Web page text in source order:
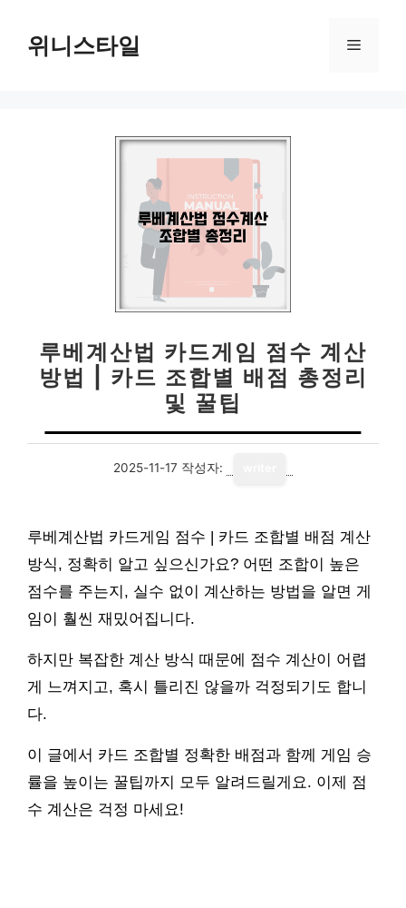
위니스타일 메
루베계산법 카드게임 점수 계산
방법 | 카드 조합별 배점 총정리
및 꿀팁
2025-11-17 작성자:
루베계산법 카드게임 점수 | 카드 조합별 배점 계산
방식, 정확히 알고 싶으신가요? 어떤 조합이 높은
점수를 주는지, 실수 없이 계산하는 방법을 알면 게
임이 훨씬 재밌어집니다.
하지만 복잡한 계산 방식 때문에 점수 계산이 어렵
게 느껴지고, 혹시 틀리진 않을까 걱정되기도 합니
다.
이 글에서 카드 조합별 정확한 배점과 함께 게임 승
률을 높이는 꿀팁까지 모두 알려드릴게요. 이제 점
수 계산은 걱정 마세요!